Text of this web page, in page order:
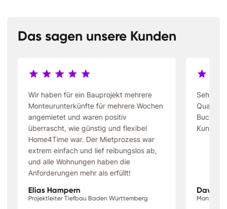
Das sagen unsere Kunden
Wir haben für ein Bauprojekt mehrere
Monteurunterkünfte für mehrere Wochen
angemietet und waren positiv
überrascht, wie günstig und flexibel
Home4Time war. Der Mietprozess war
extrem einfach und lief reibungslos ab,
und alle Wohnungen haben die
Anforderungen mehr als erfüllt!
Elias Hampern
Projektleiter Tiefbau Baden Württemberg
Sehr
Qualität
David
Monteur